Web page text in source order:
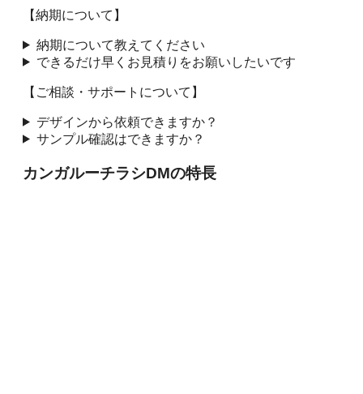
【納期について】
納期について教えてください
できるだけ早くお見積りをお願いしたいです
【ご相談・サポートについて】
デザインから依頼できますか？
サンプル確認はできますか？
カンガルーチラシDMの特長